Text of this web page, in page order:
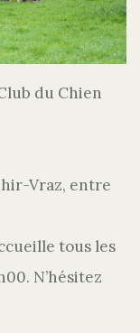
du Chien
Vraz, entre
tous les
N’hésitez